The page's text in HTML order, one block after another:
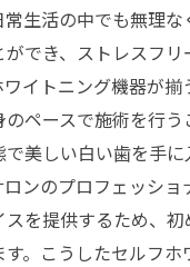
生活の中でも無理な
でき、ストレスフリ
イトニング機器が揃
ペースで施術を行う
で美しい白い歯を手
ンのプロフェッショ
を提供するため、
。こうしたセルフホ